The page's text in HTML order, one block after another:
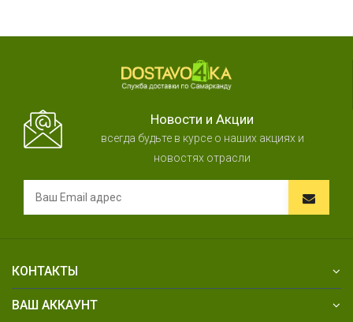
Новости и Акции
всегда будьте в курсе о наших акциях и
новостях отрасли
КОНТАКТЫ
ВАШ АККАУНТ